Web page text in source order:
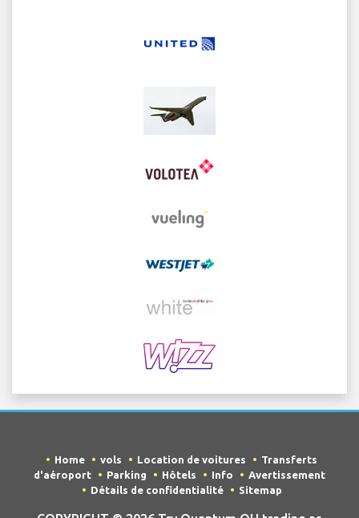
Home vols Location de voitures
Transferts
d'aéroport
Parking Hôtels Info
Avertissement
Détails de confidentialité
Sitemap